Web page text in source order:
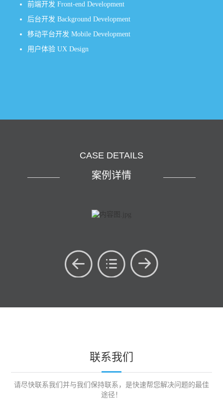
前端开发 Front-end Development
后台开发 Background Development
移动平台开发 Mobile Development
用户体验 UX Design
CASE DETAILS
案例详情
联系我们
请尽快联系我们并与我们保持联系，是快速帮您解决问题的最佳
途径！